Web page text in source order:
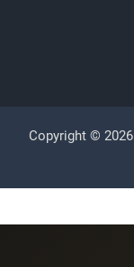
Copyright © 2026